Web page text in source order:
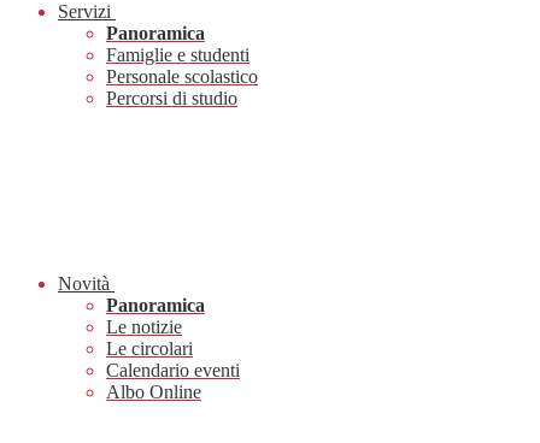
Servizi
Panoramica
Famiglie e studenti
Personale scolastico
Percorsi di studio
Novità
Panoramica
Le notizie
Le circolari
Calendario eventi
Albo Online